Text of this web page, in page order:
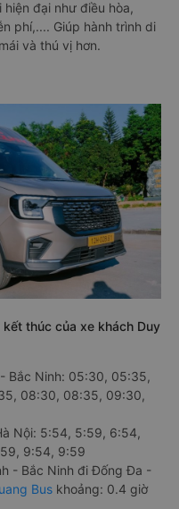
đại như điều hòa,
phí,.... Giúp hành trình di
và thú vị hơn.
thúc của xe khách Duy
Bắc Ninh: 05:30, 05:35,
08:30, 08:35, 09:30,
Nội: 5:54, 5:59, 6:54,
9:54, 9:59
- Bắc Ninh đi Đống Đa -
Bus khoảng: 0.4 giờ